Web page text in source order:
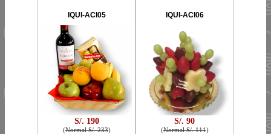
IQUI-ACI05
S/. 190
(Normal S/. 233)
IQUI-ACI06
S/. 90
(Normal S/. 111)